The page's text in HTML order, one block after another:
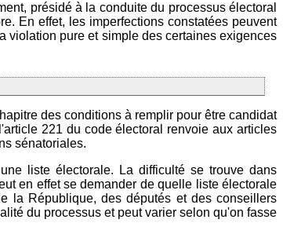
présidé à la conduite du processus électoral
En effet, les imperfections constatées peuvent
violation pure et simple des certaines exigences
des conditions à remplir pour être candidat
221 du code électoral renvoie aux articles
sénatoriales.
liste électorale. La difficulté se trouve dans
en effet se demander de quelle liste électorale
la République, des députés et des conseillers
du processus et peut varier selon qu'on fasse